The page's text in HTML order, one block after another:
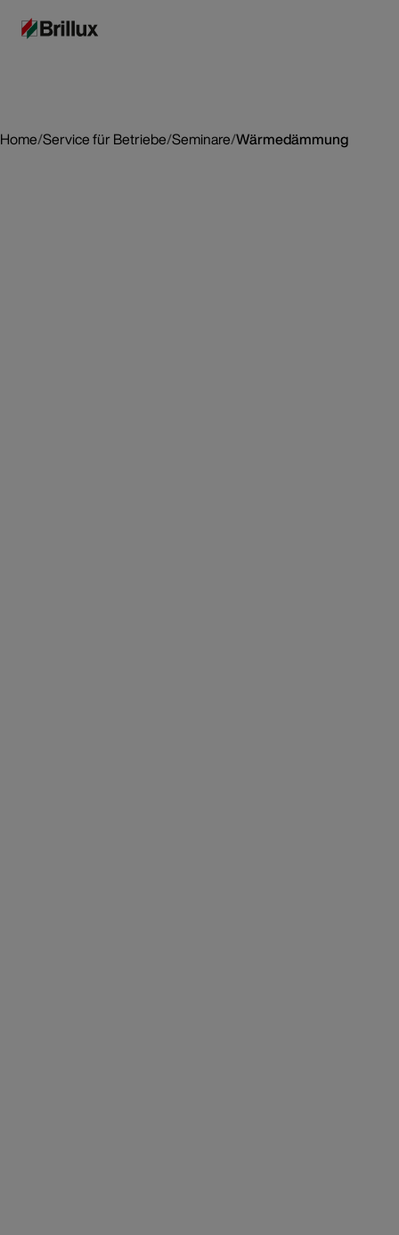
Home/Service für Betriebe/Seminare/Wärmedämmung